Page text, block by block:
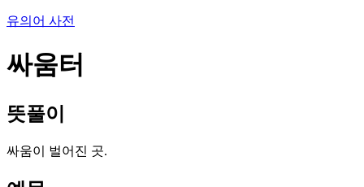
유의어 사전
싸움터
뜻풀이
싸움이 벌어진 곳.